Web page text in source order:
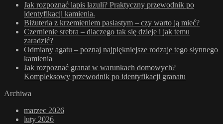
Jak rozpoznać lapis lazuli? Praktyczny przewodnik po
identyfikacji kamienia.
Biżuteria z krzemieniem pasiastym – czy warto ją mieć?
Czernienie srebra – dlaczego tak się dzieje i jak temu
zaradzić?
Odmiany agatu – poznaj najpiękniejsze rodzaje tego słynnego
kamienia
Jak rozpoznać granat w warunkach domowych?
Kompleksowy przewodnik po identyfikacji granatu
Archiwa
marzec 2026
luty 2026